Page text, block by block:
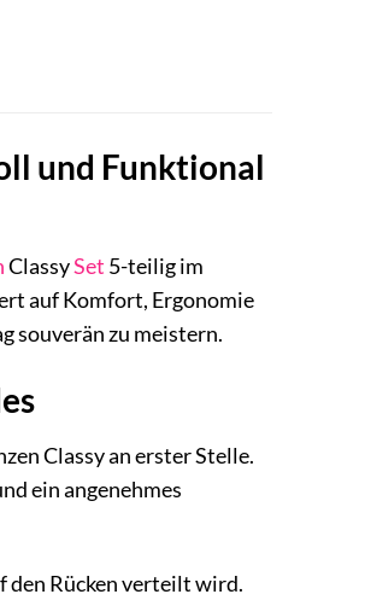
und Funktional
ClassySet 5-teilig im
auf Komfort, Ergonomie
souverän zu meistern.
Classy an erster Stelle.
ein angenehmes
den Rücken verteilt wird.